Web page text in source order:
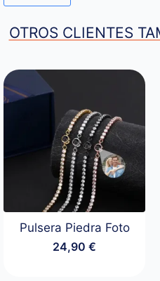
OTROS CLIENTES
Pulsera Piedra Foto
24,90€